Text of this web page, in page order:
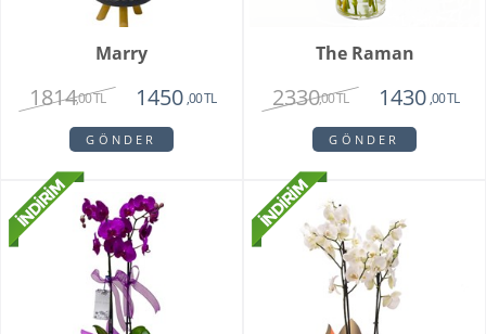
Marry
1814,00 TL 1450 ,00 TL
GÖNDER
The Raman
2330,00 TL 1430 ,00 TL
GÖNDER